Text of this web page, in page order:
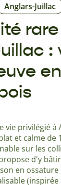
:
en
Anglars-Juillac
vie privilégié à
et calme de
sur les
d'y
en ossature